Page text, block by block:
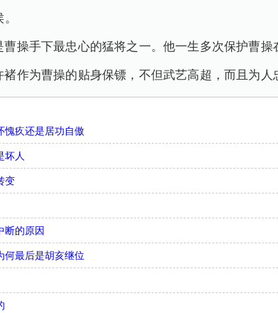
操手下最忠心的猛将之一。他一生多次保护曹操
作为曹操的贴身保镖，不但武艺高超，而且为人
愧疚还是居功自傲
坏人
变
断的原因
何最后是胡亥继位